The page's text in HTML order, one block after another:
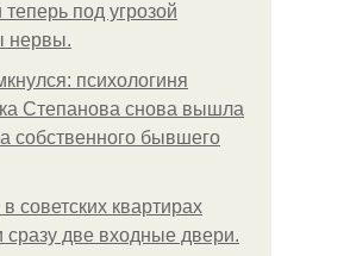
теперь под угрозой
нервы.
психологиня
Степанова снова вышла
собственного бывшего
советских квартирах
сразу две входные двери.